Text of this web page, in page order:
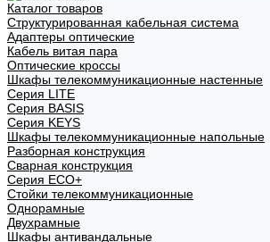
Каталог товаров
Структурированная кабельная система
Адаптеры оптические
Кабель витая пара
Оптические кроссы
Шкафы телекоммуникационные настенные
Cерия LITE
Cерия BASIS
Cерия KEYS
Шкафы телекоммуникационные напольные
Разборная конструкция
Сварная конструкция
Серия ECO+
Стойки телекоммуникационные
Однорамные
Двухрамные
Шкафы антивандальные